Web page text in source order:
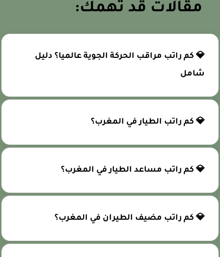
مقالات قد تهمك:
💎 كم راتب مراقب الحركة الجوية عالميا؟ دليل
شامل
💎 كم راتب الطيار في المغرب؟
💎 كم راتب مساعد الطيار في المغرب؟
💎 كم راتب مضيف الطيران في المغرب؟